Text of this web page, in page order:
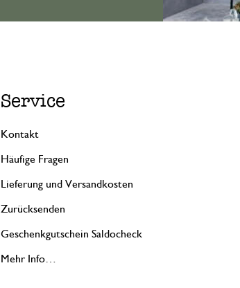
Service
Kontakt
Häufige Fragen
Lieferung und Versandkosten
Zurücksenden
Geschenkgutschein Saldocheck
Mehr Info…